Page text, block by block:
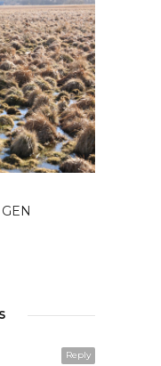
Reply